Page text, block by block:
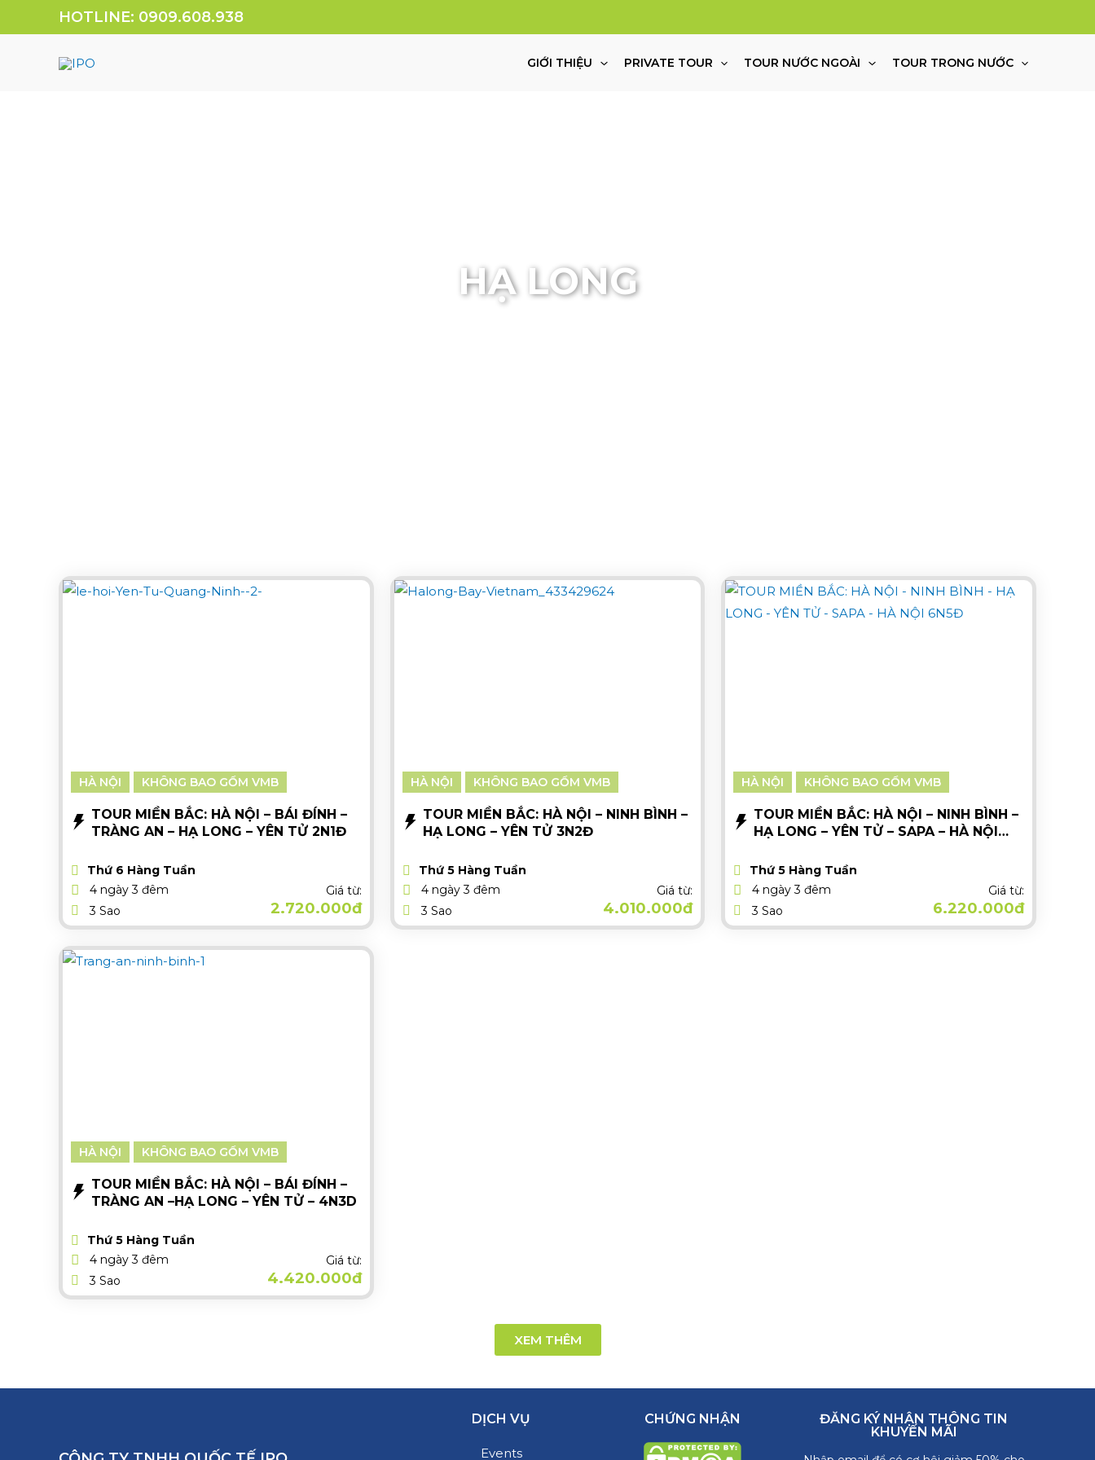
HOTLINE: 0909.608.938
GIỚI THIỆU PRIVATE TOUR TOUR NƯỚC NGOÀI TOUR TRONG NƯỚC
HẠ LONG
HÀ NỘI KHÔNG BAO GỒM VMB
TOUR MIỀN BẮC: HÀ NỘI – BÁI ĐÍNH –
TRÀNG AN – HẠ LONG – YÊN TỬ 2N1Đ
Thứ 6 Hàng Tuần
4 ngày 3 đêm
3 Sao
Giá từ:
2.720.000đ
HÀ NỘI KHÔNG BAO GỒM VMB
TOUR MIỀN BẮC: HÀ NỘI – NINH BÌNH –
HẠ LONG – YÊN TỬ 3N2Đ
Thứ 5 Hàng Tuần
4 ngày 3 đêm
3 Sao
Giá từ:
4.010.000đ
HÀ NỘI KHÔNG BAO GỒM VMB
TOUR MIỀN BẮC: HÀ NỘI – NINH BÌNH –
HẠ LONG – YÊN TỬ – SAPA – HÀ NỘI
Thứ 5 Hàng Tuần
4 ngày 3 đêm
3 Sao
Giá từ:
6.220.000đ
HÀ NỘI KHÔNG BAO GỒM VMB
TOUR MIỀN BẮC: HÀ NỘI – BÁI ĐÍNH –
TRÀNG AN –HẠ LONG – YÊN TỬ – 4N3D
Thứ 5 Hàng Tuần
4 ngày 3 đêm
3 Sao
Giá từ:
4.420.000đ
XEM THÊM
DỊCH VỤ
Events
CHỨNG NHẬN
ĐĂNG KÝ NHẬN THÔNG TIN
KHUYẾN MÃI